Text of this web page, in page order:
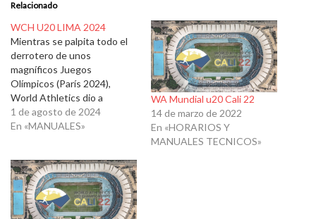
Relacionado
WCH U20 LIMA 2024
Mientras se palpita todo el
derrotero de unos
magníficos Juegos
Olímpicos (París 2024),
World Athletics dio a
conocer el manual de
equipos y el respectivo de
categoría U20. La bella e
histórica ciudad de Lima,
será la anfitriona en tierras
sudamericanas del…
1 de agosto de 2024
En «MANUALES»
WA Mundial u20 Cali 22
14 de marzo de 2022
En «HORARIOS Y
MANUALES TECNICOS»